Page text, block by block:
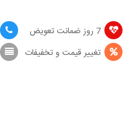
7 روز ضمانت تعویض
تغییر قیمت و تخفیفات